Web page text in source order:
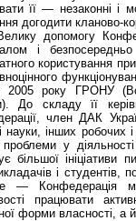
її — незаконні і
догодити кланово-
допомогу
і
користування
2005 року ГРОНУ
До складу її
член ДАК
науки, інших робочих
у
більшої ініціативи
і студентів,
— Конфедерація
працювати
форми власності, а